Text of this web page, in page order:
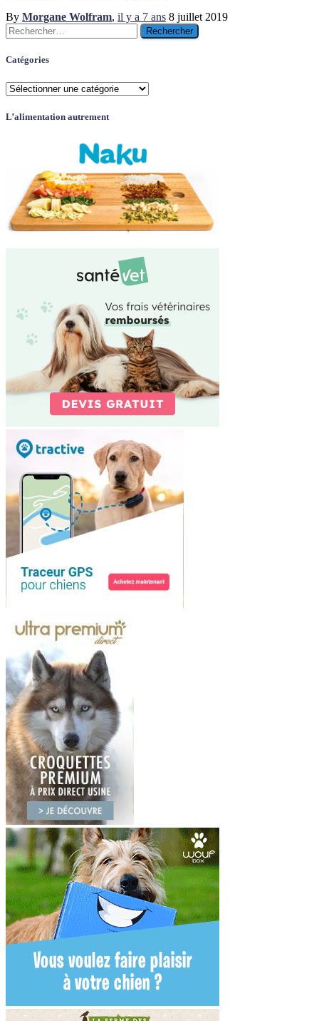
By Morgane Wolfram, il y a 7 ans 8 juillet 2019
Rechercher :
Catégories
Catégories
L’alimentation autrement